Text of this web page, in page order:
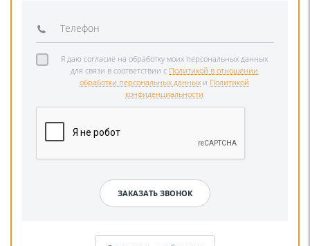
Я даю согласие на обработку моих персональных данных
для связи в соответствии с Политикой в отношении
обработки персональных данных и Политикой
конфиденциальности